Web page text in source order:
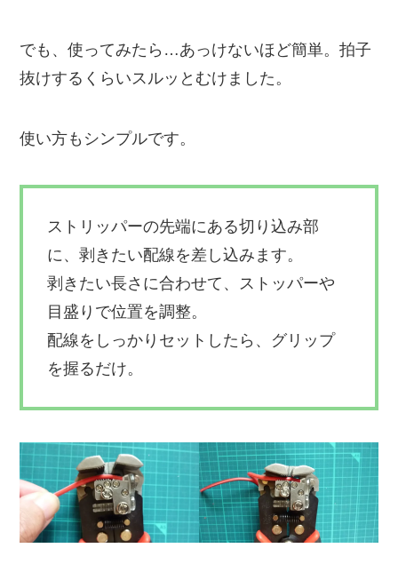
でも、使ってみたら…あっけないほど簡単。拍子
抜けするくらいスルッとむけました。
使い方もシンプルです。
ストリッパーの先端にある切り込み部
に、剥きたい配線を差し込みます。
剥きたい長さに合わせて、ストッパーや
目盛りで位置を調整。
配線をしっかりセットしたら、グリップ
を握るだけ。